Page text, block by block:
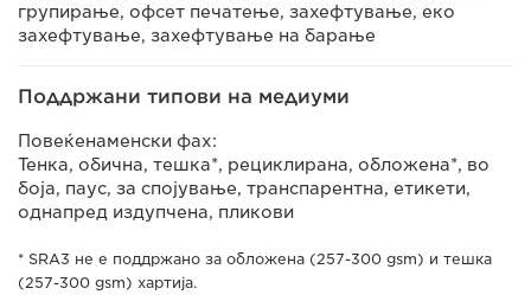
групирање, офсет печатење, захефтување, еко
захефтување, захефтување на барање
Поддржани типови на медиуми
Повеќенаменски фах:
Тенка, обична, тешка*, рециклирана, обложена*, во
боја, паус, за спојување, транспарентна, етикети,
однапред издупчена, пликови
* SRA3 не е поддржано за обложена (257-300 gsm) и тешка
(257-300 gsm) хартија.